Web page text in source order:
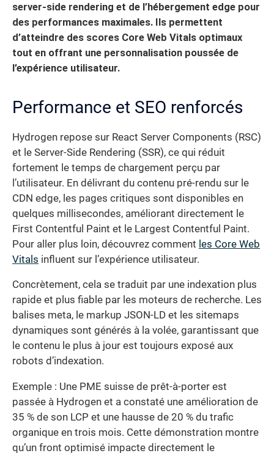
server-side rendering et de l’hébergement edge pour
des performances maximales. Ils permettent
d’atteindre des scores Core Web Vitals optimaux
tout en offrant une personnalisation poussée de
l’expérience utilisateur.
Performance et SEO renforcés
Hydrogen repose sur React Server Components (RSC)
et le Server-Side Rendering (SSR), ce qui réduit
fortement le temps de chargement perçu par
l’utilisateur. En délivrant du contenu pré-rendu sur le
CDN edge, les pages critiques sont disponibles en
quelques millisecondes, améliorant directement le
First Contentful Paint et le Largest Contentful Paint.
Pour aller plus loin, découvrez comment les Core Web
Vitals influent sur l’expérience utilisateur.
Concrètement, cela se traduit par une indexation plus
rapide et plus fiable par les moteurs de recherche. Les
balises meta, le markup JSON-LD et les sitemaps
dynamiques sont générés à la volée, garantissant que
le contenu le plus à jour est toujours exposé aux
robots d’indexation.
Exemple : Une PME suisse de prêt-à-porter est
passée à Hydrogen et a constaté une amélioration de
35 % de son LCP et une hausse de 20 % du trafic
organique en trois mois. Cette démonstration montre
qu’un front optimisé impacte directement le